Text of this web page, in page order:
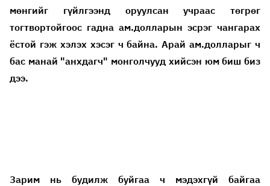
мөнгийг гүйлгээнд оруулсан учраас төгрөг
тогтвортойгоос гадна ам.долларын эсрэг чангарах
ёстой гэж хэлэх хэсэг ч байна. Арай ам.долларыг ч
бас манай "анхдагч" монголчууд хийсэн юм биш биз
дээ.
Зарим нь будилж буйгаа ч мэдэхгүй байгаа